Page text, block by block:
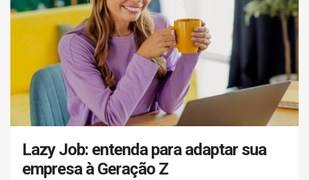
Lazy Job: entenda para adaptar sua
empresa à Geração Z